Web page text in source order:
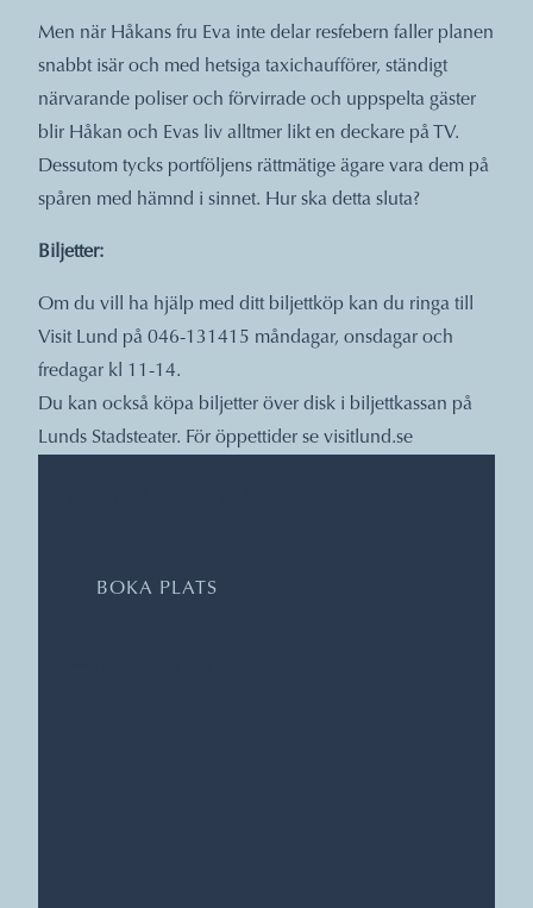
Men när Håkans fru Eva inte delar resfebern faller planen
snabbt isär och med hetsiga taxichaufförer, ständigt
närvarande poliser och förvirrade och uppspelta gäster
blir Håkan och Evas liv alltmer likt en deckare på TV.
Dessutom tycks portföljens rättmätige ägare vara dem på
spåren med hämnd i sinnet. Hur ska detta sluta?
Biljetter:
Om du vill ha hjälp med ditt biljettköp kan du ringa till
Visit Lund på 046-131415 måndagar, onsdagar och
fredagar kl 11-14.
Du kan också köpa biljetter över disk i biljettkassan på
Lunds Stadsteater. För öppettider se visitlund.se
BOKA PLATS